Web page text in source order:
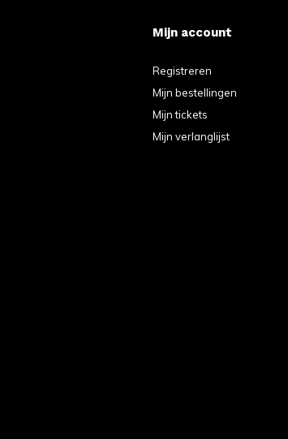
Mijn account
Registreren
Mijn bestellingen
Mijn tickets
Mijn verlanglijst